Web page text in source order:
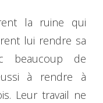
la ruine qui
lui rendre sa
beaucoup de
à rendre à
Leur travail ne